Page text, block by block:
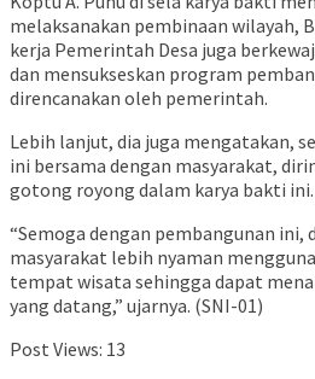
melaksanakan pembinaan wilayah,
kerja Pemerintah Desa juga
dan mensukseskan program
direncanakan oleh pemerintah.
Lebih lanjut, dia juga mengatakan,
ini bersama dengan masyarakat,
gotong royong dalam karya bakti ini.
“Semoga dengan pembangunan ini,
masyarakat lebih nyaman
tempat wisata sehingga dapat
yang datang,” ujarnya. (SNI-01)
Post Views: 13